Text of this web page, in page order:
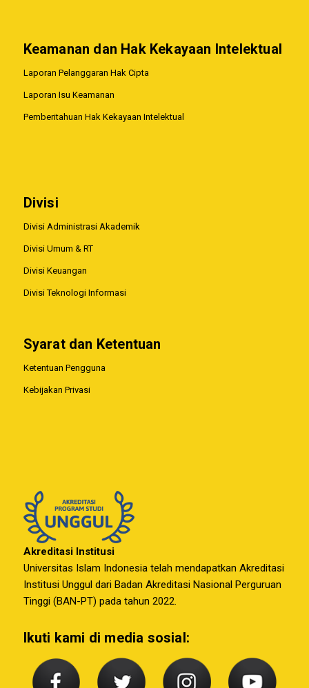
Keamanan dan Hak Kekayaan Intelektual
Laporan Pelanggaran Hak Cipta
Laporan Isu Keamanan
Pemberitahuan Hak Kekayaan Intelektual
Divisi
Divisi Administrasi Akademik
Divisi Umum & RT
Divisi Keuangan
Divisi Teknologi Informasi
Syarat dan Ketentuan
Ketentuan Pengguna
Kebijakan Privasi
Akreditasi Institusi
Universitas Islam Indonesia telah mendapatkan Akreditasi
Institusi Unggul dari Badan Akreditasi Nasional Perguruan
Tinggi (BAN-PT) pada tahun 2022.
Ikuti kami di media sosial: